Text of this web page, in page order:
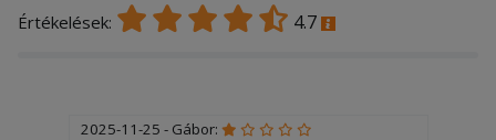
Értékelések: 4.7
2025-11-25 - Gábor: